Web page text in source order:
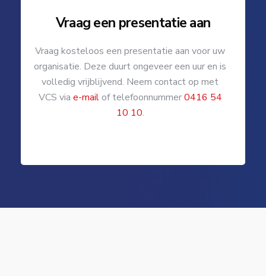
Vraag een presentatie aan
Vraag kosteloos een presentatie aan voor uw
organisatie. Deze duurt ongeveer een uur en is
volledig vrijblijvend. Neem contact op met
VCS via e-mailof telefoonnummer0416 54
10 10.